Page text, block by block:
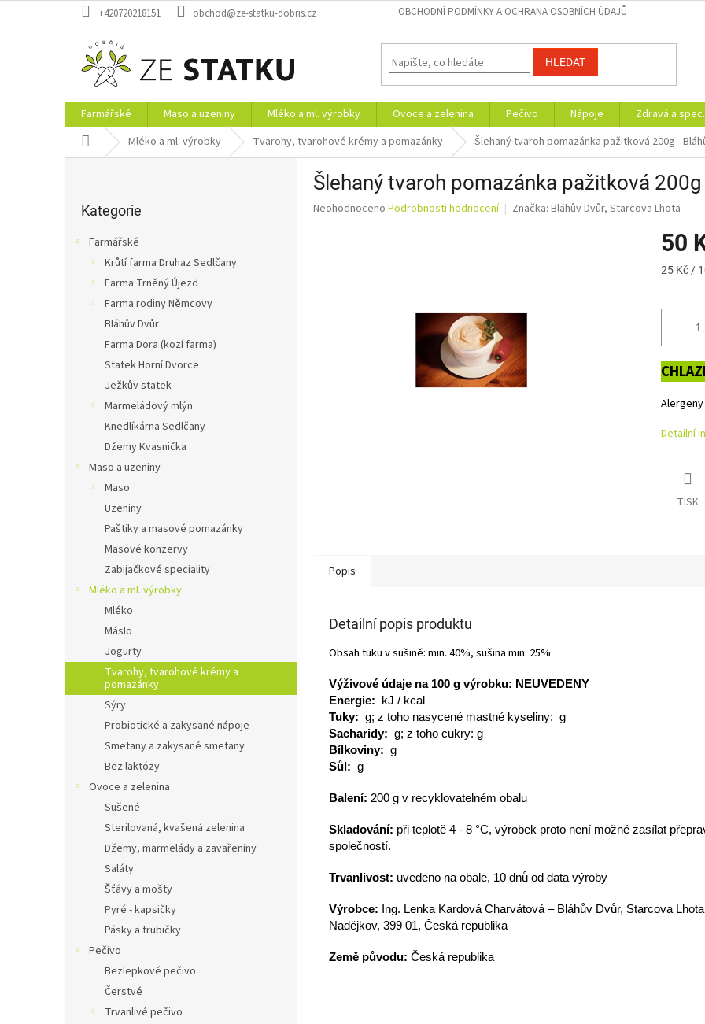
na
+420720218151 obchod@ze-statku-dobris.cz OBCHODNÍ PODMÍNKY A OCHRANA OSOBNÍCH ÚDAJŮ
HLEDAT
Farmářské Maso a uzeniny Mléko a ml. výrobky Ovoce a zelenina Pečivo Nápoje Zdravá a
Domů Mléko a ml. výrobky Tvarohy, tvarohové krémy a pomazánky Šlehaný tvaroh pomazánka pažitková 200g -
kategorie
Kategorie
Farmářské
Krůtí farma Druhaz Sedlčany
Farma Trněný Újezd
Farma rodiny Němcovy
Bláhův Dvůr
Farma Dora (kozí farma)
Statek Horní Dvorce
Ježkův statek
Marmeládový mlýn
Knedlíkárna Sedlčany
Džemy Kvasnička
Maso a uzeniny
Maso
Uzeniny
Paštiky a masové pomazánky
Masové konzervy
Zabijačkové speciality
Mléko a ml. výrobky
Mléko
Máslo
Jogurty
Tvarohy, tvarohové krémy a
pomazánky
Sýry
Probiotické a zakysané nápoje
Smetany a zakysané smetany
Bez laktózy
Ovoce a zelenina
Sušené
Sterilovaná, kvašená zelenina
Džemy, marmelády a zavařeniny
Saláty
Šťávy a mošty
Pyré - kapsičky
Pásky a trubičky
Pečivo
Bezlepkové pečivo
Čerstvé
Trvanlivé pečivo
Šlehaný tvaroh pomazánka pažitková 200g
Průměrné
Neohodnoceno Podrobnosti hodnocení Značka: Bláhův Dvůr, Starcova Lhota
50
Měrná
25 Kč /
Detailní
TISK
Popis
Detailní popis produktu
Obsah tuku v sušině: min. 40%, sušina min. 25%
Výživové údaje na 100 g výrobku: NEUVEDENY
Energie: kJ / kcal
Tuky: g; z toho nasycené mastné kyseliny: g
Sacharidy: g; z toho cukry: g
Bílkoviny: g
Sůl: g
Balení: 200 g v recyklovatelném obalu
Skladování: při teplotě 4 - 8 °C, výrobek proto není možné zasílat
společností.
Trvanlivost: uvedeno na obale, 10 dnů od data výroby
Výrobce:
Ing. Lenka Kardová Charvátová – Bláhův Dvůr, Starcova
Nadějkov, 399 01, Česká republika
Země původu: Česká republika